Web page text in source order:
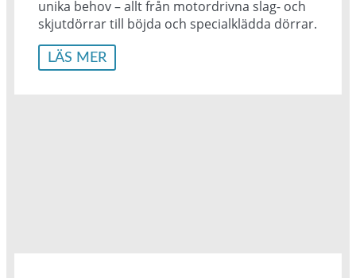
unika behov – allt från motordrivna slag- och
skjutdörrar till böjda och specialklädda dörrar.
LÄS MER